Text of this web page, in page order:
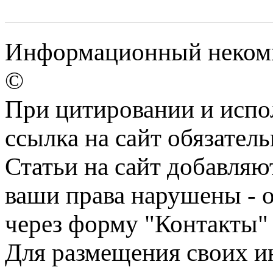
Информационный
©
При цитировании и
ссылка на сайт
Статьи на сайт
ваши права нарушены -
через форму "Контакты"
Для размещения своих